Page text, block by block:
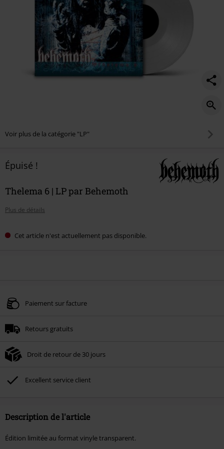
Voir plus de la catégorie "LP"
Épuisé !
Thelema 6 | LP par Behemoth
Plus de détails
Cet article n'est actuellement pas disponible.
Paiement sur facture
Retours gratuits
Droit de retour de 30 jours
Excellent service client
Description de l'article
Édition limitée au format vinyle transparent.